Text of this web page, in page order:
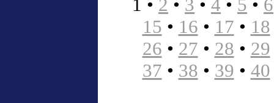
1 • 2 • 3 • 4 • 5 • 6
15 • 16 • 17 • 18
26 • 27 • 28 • 29
37 • 38 • 39 • 40